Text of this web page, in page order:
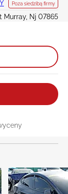
Poza siedzibą firmy
Murray, Nj 07865